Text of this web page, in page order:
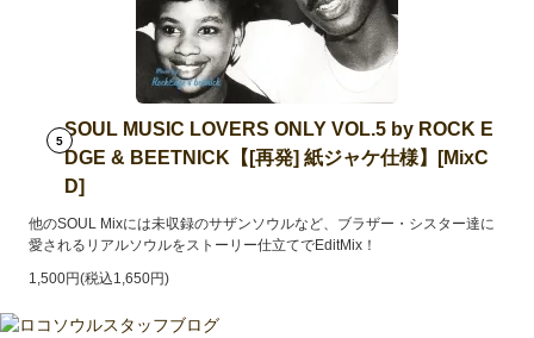
5
SOUL MUSIC LOVERS ONLY VOL.5 by ROCK E
DGE & BEETNICK【[再発] 紙ジャケ仕様】[MixC
D]
他のSOUL Mixには未収録のサザンソウルなど、ブラザー・シスター達に
愛されるリアルソウルをストーリー仕立てでEditMix！
1,500円(税込1,650円)